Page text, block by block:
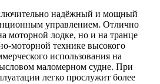
надёжный и мощный
управлением. Отлично
моторной лодке, но и на транце
моторной технике высокого
использования на
маломерном судне. При
легко прослужит более